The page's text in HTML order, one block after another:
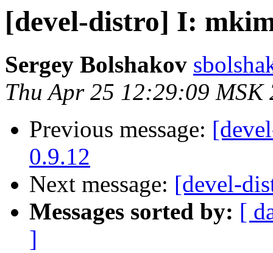
[devel-distro] I:
Sergey Bolshakov
Thu Apr 25 12:29:09 MSK
Previous message:
0.9.12
Next message: [devel-
Messages sorted by: [
]